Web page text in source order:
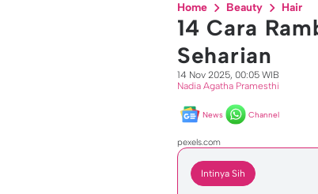
Home Beauty Hair
14 Cara
Seharian
14 Nov 2025, 00:05 WIB
Nadia Agatha Pramesthi
News Channel
pexels.com
Intinya Sih